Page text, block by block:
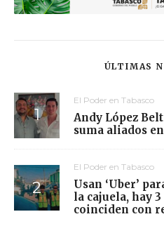
ÚLTIMAS
El Poder en Tabasco
Andy López
suma aliados
El Poder en Tabasco
Usan ‘Uber’
la cajuela, hay
coinciden con